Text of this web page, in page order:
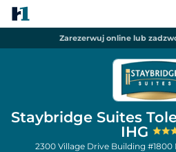
Zarezerwuj online lub
Staybridge Suites
IHG
2300 Village Drive Building #1800